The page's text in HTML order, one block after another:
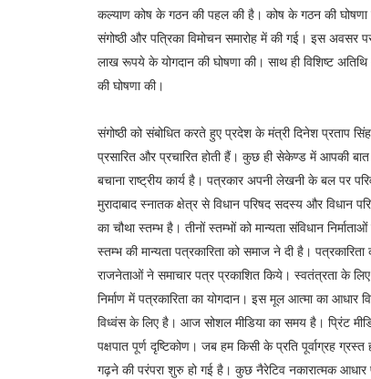
कल्याण कोष के गठन की पहल की है। कोष के गठन की घोषणा
संगोष्ठी और पत्रिका विमोचन समारोह में की गई। इस अवसर
लाख रूपये के योगदान की घोषणा की। साथ ही विशिष्ट
की घोषणा की।
संगोष्ठी को संबोधित करते हुए प्रदेश के मंत्री दिनेश प्रताप
प्रसारित और प्रचारित होती हैं। कुछ ही सेकेण्ड में आपकी बात
बचाना राष्ट्रीय कार्य है। पत्रकार अपनी लेखनी के बल पर
मुरादाबाद स्नातक क्षेत्र से विधान परिषद सदस्य और विधान
का चौथा स्तम्भ है। तीनों स्तम्भों को मान्यता संविधान
स्तम्भ की मान्यता पत्रकारिता को समाज ने दी है।
राजनेताओं ने समाचार पत्र प्रकाशित किये। स्वतंत्रता के
निर्माण में पत्रकारिता का योगदान। इस मूल आत्मा का आधार
विध्वंस के लिए है। आज सोशल मीडिया का समय है। प्रिंट
पक्षपात पूर्ण दृष्टिकोण। जब हम किसी के प्रति पूर्वाग्रह
गढ़ने की परंपरा शुरु हो गई है। कुछ नैरेटिव नकारात्मक